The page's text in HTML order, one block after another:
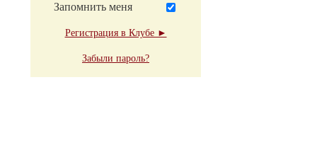
Запомнить меня
Регистрация в Клубе ►
Забыли пароль?